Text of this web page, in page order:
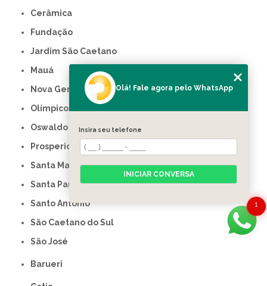
Cerâmica
Fundação
Jardim São Caetano
Mauá
Nova Gerty
Olímpico
Oswaldo Cruz
Prosperidade
Santa Maria
Santa Paula
Santo Antônio
São Caetano do Sul
São José
Barueri
1
Olá! Fale agora pelo WhatsApp
Insira seu telefone
INICIAR CONVERSA